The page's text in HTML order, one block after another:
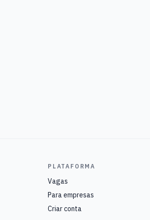
PLATAFORMA
Vagas
Para empresas
Criar conta